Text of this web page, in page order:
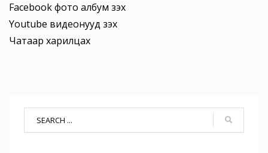
Facebook фото албум үзэх
Youtube видеонууд үзэх
Чатаар харилцах